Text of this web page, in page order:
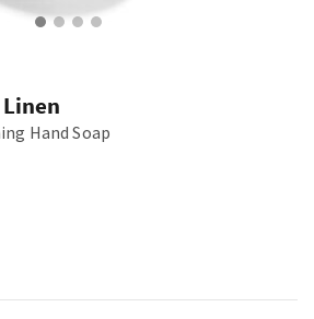
Hand Soap